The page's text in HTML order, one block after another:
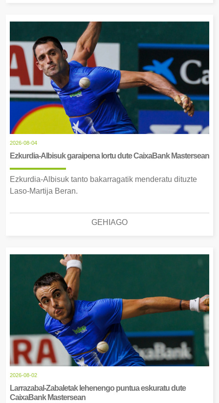
2026-08-04
Ezkurdia-Albisuk garaipena lortu dute CaixaBank Mastersean
Ezkurdia-Albisuk tanto bakarragatik menderatu dituzte
Laso-Martija Beran.
GEHIAGO
2026-08-02
Larrazabal-Zabaletak lehenengo puntua eskuratu dute
CaixaBank Mastersean